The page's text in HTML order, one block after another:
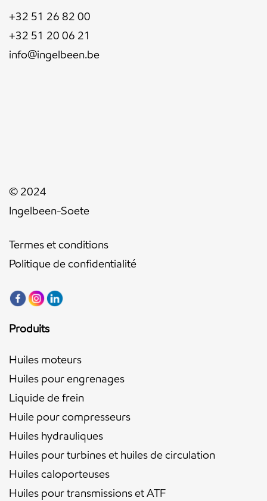
+32 51 26 82 00
+32 51 20 06 21
info@ingelbeen.be
© 2024
Ingelbeen-Soete
Termes et conditions
Politique de confidentialité
Produits
Huiles moteurs
Huiles pour engrenages
Liquide de frein
Huile pour compresseurs
Huiles hydrauliques
Huiles pour turbines et huiles de circulation
Huiles caloporteuses
Huiles pour transmissions et ATF